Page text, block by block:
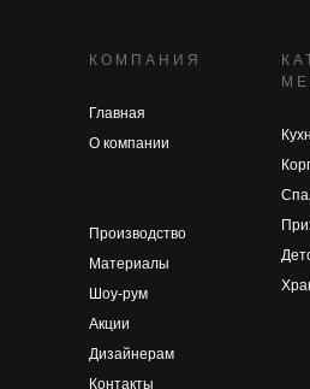
КОМПАНИЯ
Главная
Шоу-рум
О компании
Производство
Контакты
Акции
Дизайнерам
Материалы